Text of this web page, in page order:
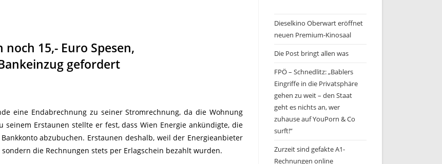
15,- Euro Spesen,
gefordert
eine Endabrechnung zu seiner Stromrechnung, da die Wohnung
Erstaunen stellte er fest, dass Wien Energie ankündigte, die
abzubuchen. Erstaunen deshalb, weil der Energieanbieter
die Rechnungen stets per Erlagschein bezahlt wurden.
Dieselkino Oberwart eröffnet
neuen Premium-Kinosaal
Die Post bringt allen was
FPÖ – Schnedlitz: „Bablers
Eingriffe in die Privatsphäre
gehen zu weit – den Staat
geht es nichts an, wer
zuhause auf YouPorn & Co
surft!“
Zurzeit sind gefakte A1-
Rechnungen online